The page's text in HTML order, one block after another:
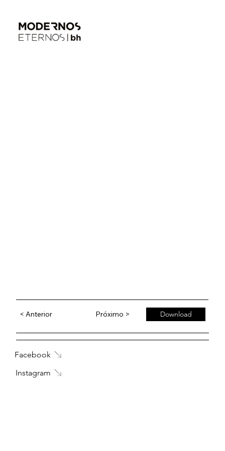
< Anterior Próximo > Download
Facebook
Instagram